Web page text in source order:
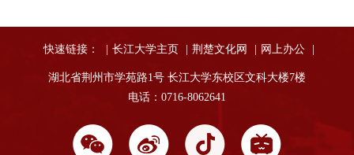
快速链接： 长江大学主页 荆楚文化网 网上办公
湖北省荆州市学苑路1号 长江大学东校区文科大楼7楼
电话：0716-8062641